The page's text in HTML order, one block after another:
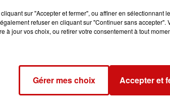
de Bitche / 03 87 96 99 45 / culture@cc-
o Ticket Regional
sur "Accepter et fermer", ou affiner en sélectionnant
refuser en cliquant sur "Continuer sans
à jour vos choix, ou retirer votre consentement à tout
Gérer mes choix Accepter et